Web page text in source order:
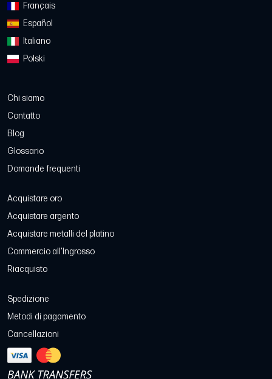
Français
Español
Italiano
Polski
Chi siamo
Contatto
Blog
Glossario
Domande frequenti
Acquistare oro
Acquistare argento
Acquistare metalli del platino
Commercio all'Ingrosso
Riacquisto
Spedizione
Metodi di pagamento
Cancellazioni